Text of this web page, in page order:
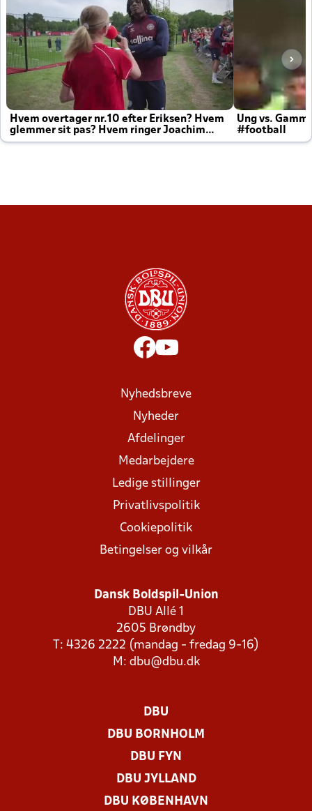
Hvem overtager nr.10 efter Eriksen? Hvem
glemmer sit pas? Hvem ringer Joachim
altid til efter kampe?
Ung vs.
#football
Nyhedsbreve
Nyheder
Afdelinger
Medarbejdere
Ledige stillinger
Privatlivspolitik
Cookiepolitik
Betingelser og vilkår
Dansk Boldspil-Union
DBU Allé 1
2605 Brøndby
T: 4326 2222 (mandag - fredag 9-16)
M: dbu@dbu.dk
DBU
DBU BORNHOLM
DBU FYN
DBU JYLLAND
DBU KØBENHAVN